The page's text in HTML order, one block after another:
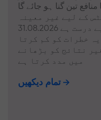
منافع تین گنا ہو جائے گا
کے لیے غیر معینہ
خطرات کو کم کرتا
نتائج کو بڑھانے
میں مدد کرتا ہے
تمام دیکھیں